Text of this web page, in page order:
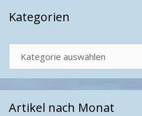
Kategorien
Artikel nach Monat